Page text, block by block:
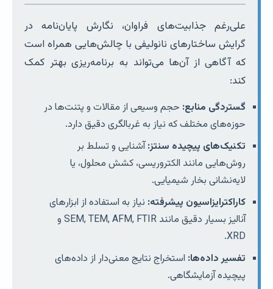
علی‌رغم جذابیت‌های فراوان، نگارش پایان‌نامه در
گرایش ساختارهای نانولیفی با چالش‌هایی همراه است
که آگاهی از آن‌ها می‌تواند به برنامه‌ریزی بهتر کمک
کند:
گستردگی منابع: حجم وسیعی از مقالات و پتنت‌ها در
حوزه‌های مختلف که نیاز به غربالگری دقیق دارد.
تکنیک‌های پیچیده سنتز:آشنایی و تسلط بر
روش‌هایی مانند الکتروریسی، کشش محلول، یا
لایه‌نشانی بخار شیمیایی.
کاراکترایزاسیون پیشرفته: نیاز به استفاده از ابزارهای
آنالیز بسیار دقیق مانند SEM, TEM, AFM, FTIR و
XRD.
تفسیر داده‌ها: استخراج نتایج معنی‌دار از داده‌های
پیچیده آزمایشگاهی.